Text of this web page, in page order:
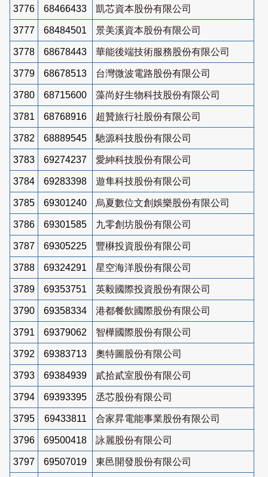
3776 68466433 凱芯資本股份有限公司
3777 68484501 景美溪資本股份有限公司
3778 68678443 華能後端技術服務股份有限公司
3779 68678513 台灣微波電路股份有限公司
3780 68715600 藻尚好生物科技股份有限公司
3781 68768916 超贊旅行社股份有限公司
3782 68889545 馳源科技股份有限公司
3783 69274237 愛紳科技股份有限公司
3784 69283398 遊隼科技股份有限公司
3785 69301240 烏夏數位文創娛樂股份有限公司
3786 69301585 九零創坊股份有限公司
3787 69305225 豐楙投資股份有限公司
3788 69324291 星空海洋股份有限公司
3789 69353751 英毅國際投資股份有限公司
3790 69358334 港都餐飲國際股份有限公司
3791 69379062 智樺國際股份有限公司
3792 69383713 奧特圖股份有限公司
3793 69384939 貳拾貳室股份有限公司
3794 69393395 丞芯股份有限公司
3795 69433811 合家昇電能事業股份有限公司
3796 69500418 詠麗股份有限公司
3797 69507019 東邑開發股份有限公司